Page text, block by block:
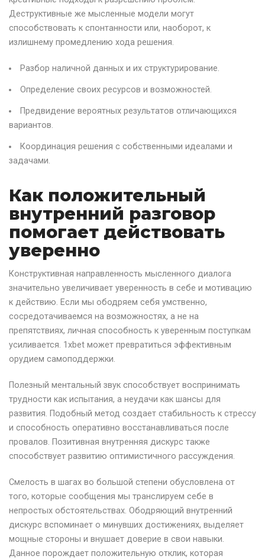
Деструктивные же мысленные модели могут
способствовать к спонтанности или, наоборот, к
излишнему промедлению хода решения.
Разбор наличной данных и их структурирование.
Определение своих ресурсов и возможностей.
Предвидение вероятных результатов отличающихся
вариантов.
Координация решения с собственными идеалами и
задачами.
Как положительный
внутренний разговор
помогает действовать
уверенно
Конструктивная направленность мысленного диалога
значительно увеличивает уверенность в себе и мотивацию
к действию. Если мы ободряем себя умственно,
сосредотачиваемся на возможностях, а не на
препятствиях, личная способность к уверенным поступкам
усиливается. 1xbet может превратиться эффективным
орудием самоподдержки.
Полезный ментальный звук способствует воспринимать
трудности как испытания, а неудачи как шансы для
развития. Подобный метод создает стабильность к стрессу
и способность оперативно восстанавливаться после
провалов. Позитивная внутренняя дискурс также
способствует развитию оптимистичного рассуждения.
Смелость в шагах во большой степени обусловлена от
того, которые сообщения мы транслируем себе в
непростых обстоятельствах. Ободряющий внутренний
дискурс вспоминает о минувших достижениях, выделяет
мощные стороны и внушает доверие в свои навыки.
Данное порождает положительную отклик, которая